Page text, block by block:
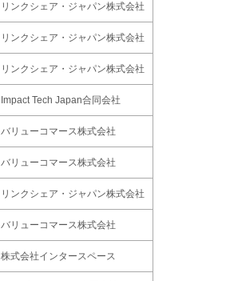
リンクシェア・ジャパン株式会社
リンクシェア・ジャパン株式会社
リンクシェア・ジャパン株式会社
Impact Tech Japan合同会社
バリューコマース株式会社
バリューコマース株式会社
リンクシェア・ジャパン株式会社
バリューコマース株式会社
株式会社インタースペース